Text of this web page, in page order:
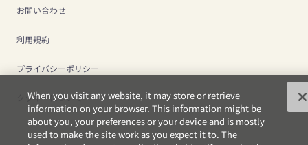
お問い合わせ
利用規約
プライバシーポリシー
クッキーについて
When you visit any website, it may store or retrieve
information on your browser. This information might be
about you, your preferences or your device and is mostly
used to make the site work as you expect it to. The